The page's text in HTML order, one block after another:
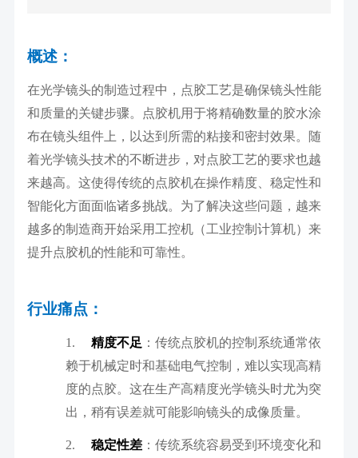
概述：
在光学镜头的制造过程中，点胶工艺是确保镜头性能
和质量的关键步骤。点胶机用于将精确数量的胶水涂
布在镜头组件上，以达到所需的粘接和密封效果。随
着光学镜头技术的不断进步，对点胶工艺的要求也越
来越高。这使得传统的点胶机在操作精度、稳定性和
智能化方面面临诸多挑战。为了解决这些问题，越来
越多的制造商开始采用工控机（工业控制计算机）来
提升点胶机的性能和可靠性。
行业痛点：
1. 精度不足 ：传统点胶机的控制系统通常依
赖于机械定时和基础电气控制，难以实现高精
度的点胶。这在生产高精度光学镜头时尤为突
出，稍有误差就可能影响镜头的成像质量。
2. 稳定性差：传统系统容易受到环境变化和